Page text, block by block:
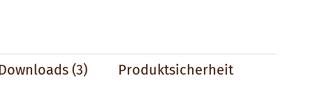
Downloads (3)
Produktsicherheit